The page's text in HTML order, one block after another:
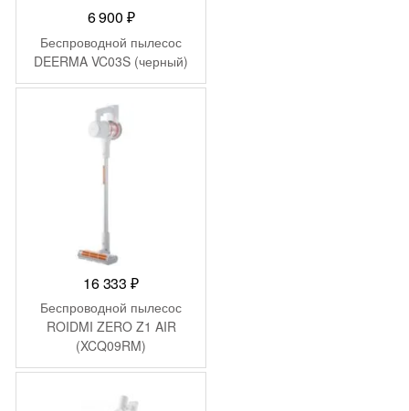
6 900 ₽
Беспроводной пылесос
DEERMA VC03S (черный)
16 333₽
Беспроводной пылесос
ROIDMI ZERO Z1 AIR
(XCQ09RM)